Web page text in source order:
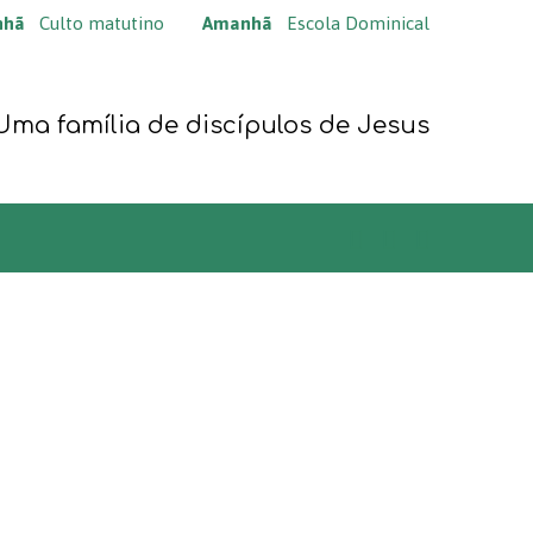
Culto matutino Amanhã Escola Dominical
família de discípulos de Jesus